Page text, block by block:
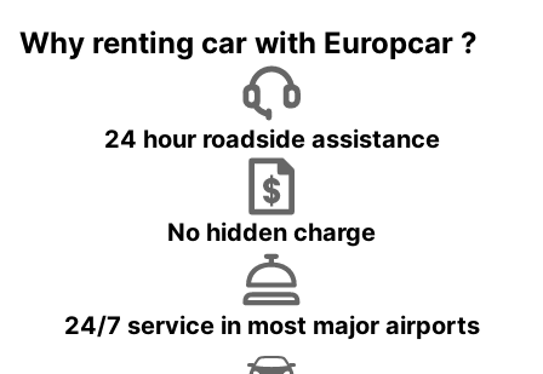
Why renting car with Europcar ?
24 hour roadside assistance
No hidden charge
24/7 service in most major airports